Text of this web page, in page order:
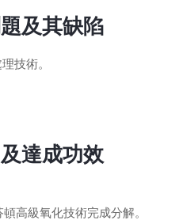
及其缺陷
技術。
達成功效
高級氧化技術完成分解。